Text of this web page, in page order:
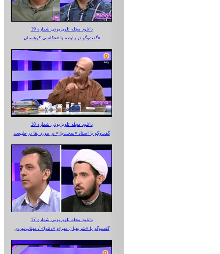
دانلود مجله تلویزیونی شماره 19
گفت‌وگو در رابطه با «عکاسی کوهستان»
دانلود مجله تلویزیونی شماره 18
گفت‌وگو با استاد «سخت‌باز» در مورد بقا در طبیعت
دانلود مجله تلویزیونی شماره 17
گفت‌وگو با «شریفیان مهر»‌و «دلنوا» / مهتاب‌نوردی